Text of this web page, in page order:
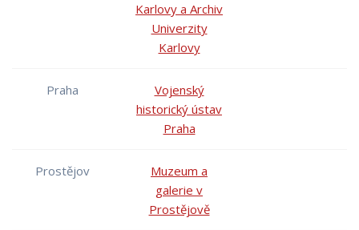
Karlovy a Archiv
Univerzity
Karlovy
Praha
Vojenský
historický ústav
Praha
Prostějov
Muzeum a
galerie v
Prostějově